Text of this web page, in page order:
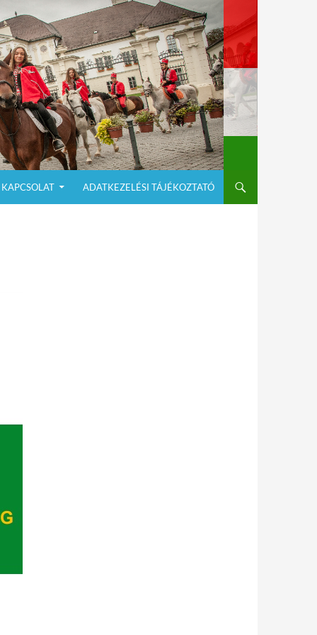
KAPCSOLAT ADATKEZELÉSI TÁJÉKOZTATÓ